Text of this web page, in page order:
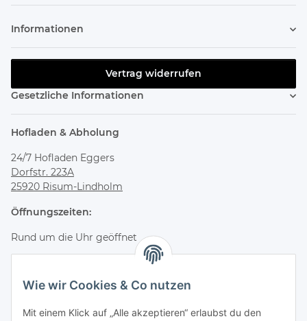
Wie wir Cookies & Co nutzen
Mit einem Klick auf „Alle akzeptieren“ erlaubst du den
Informationen
Vertrag widerrufen
Gesetzliche Informationen
Hofladen & Abholung
24/7 Hofladen Eggers
Dorfstr. 223A
25920 Risum-Lindholm
Öffnungszeiten:
Rund um die Uhr geöffnet
Bestelle online und hole deine Bestellung jederzeit flexibel
im Hofladen ab.